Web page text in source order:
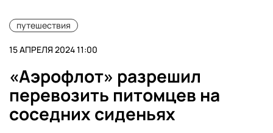
путешествия
15 АПРЕЛЯ 2024 11:00
«Аэрофлот» разрешил
перевозить питомцев на
соседних сиденьях